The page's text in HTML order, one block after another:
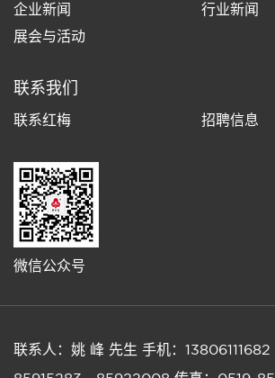
企业新闻
行业新闻
展会与活动
联系我们
联系红梅 招聘信息
微信公众号
联系人：姚 峰 先生 手机：13806111682